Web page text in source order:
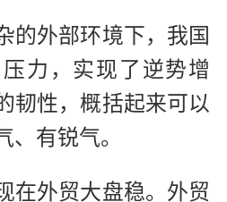
的外部环境下，我国
力，实现了逆势增
韧性，概括起来可以
、有锐气。
在外贸大盘稳。外贸